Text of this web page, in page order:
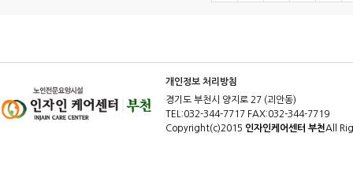
개인정보 처리방침
경기도 부천시 양지로 27 (괴안동)
TEL:032-344-7717 FAX:032-344-7719
Copyright(c)2015 인자인케어센터 부천All